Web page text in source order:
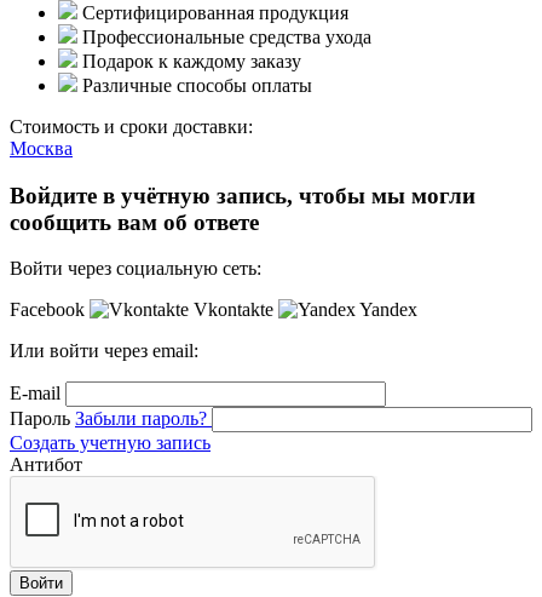
Сертифицированная продукция
Профессиональные средства ухода
Подарок к каждому заказу
Различные способы оплаты
Стоимость и сроки доставки:
Москва
Войдите в учётную запись, чтобы мы могли
сообщить вам об ответе
Войти через социальную сеть:
Facebook
Vkontakte
Yandex
Или войти через email:
E-mail
Пароль Забыли пароль?
Создать учетную запись
Антибот
Войти